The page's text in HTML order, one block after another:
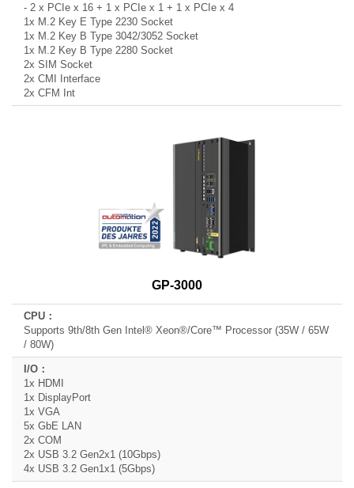
- 2 x PCIe x 16 + 1 x PCIe x 1 + 1 x PCIe x 4
1x M.2 Key E Type 2230 Socket
1x M.2 Key B Type 3042/3052 Socket
1x M.2 Key B Type 2280 Socket
2x SIM Socket
2x CMI Interface
2x CFM Int
GP-3000
Supports 9th/8th Gen Intel® Xeon®/Core™ Processor (35W / 65W
/ 80W)
1x HDMI
1x DisplayPort
1x VGA
5x GbE LAN
2x COM
2x USB 3.2 Gen2x1 (10Gbps)
4x USB 3.2 Gen1x1 (5Gbps)